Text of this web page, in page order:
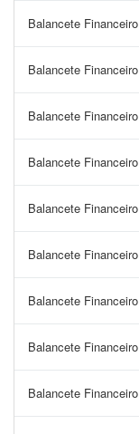
Balancete Financeiro
Balancete Financeiro
Balancete Financeiro
Balancete Financeiro
Balancete Financeiro
Balancete Financeiro
Balancete Financeiro
Balancete Financeiro
Balancete Financeiro